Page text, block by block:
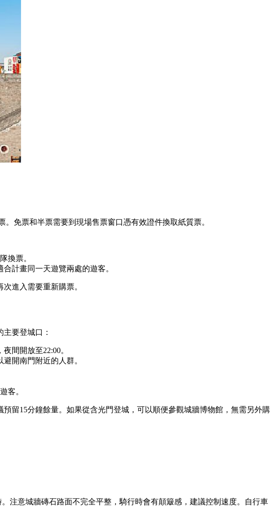
免票和半票需要到現場售票窗口憑有效證件換取紙質票。
換票。
計畫同一天遊覽兩處的遊客。
進入需要重新購票。
要登城口：
間開放至22:00。
開南門附近的人群。
客。
留15分鐘餘量。如果從含光門登城，可以順便參觀城牆博物館，無需另外購
注意城牆磚石路面不完全平整，騎行時會有顛簸感，建議控制速度。自行車